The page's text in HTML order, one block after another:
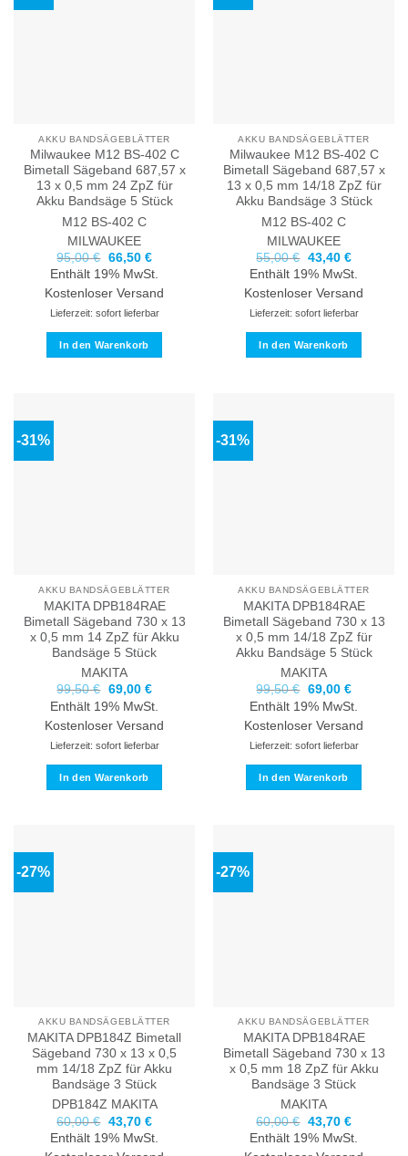
AKKU BANDSÄGEBLÄTTER
Milwaukee M12 BS-402 C
Bimetall Sägeband 687,57 x
13 x 0,5 mm 24 ZpZ für
Akku Bandsäge 5 Stück
M12 BS-402 C
MILWAUKEE
95,00€ Ursprünglicher
Preis
war:
95,00 €
66,50 €Aktueller
Preis
ist:
66,50 €.
Enthält 19% MwSt.
Kostenloser Versand
Lieferzeit: sofort lieferbar
In den Warenkorb
AKKU BANDSÄGEBLÄTTER
Milwaukee M12 BS-402 C
Bimetall Sägeband 687,57 x
13 x 0,5 mm 14/18 ZpZ für
Akku Bandsäge 3 Stück
M12 BS-402 C
MILWAUKEE
55,00€ Ursprünglicher
Preis
war:
55,00 €
43,40 €Aktueller
Preis
ist:
43,40 €.
Enthält 19% MwSt.
Kostenloser Versand
Lieferzeit: sofort lieferbar
In den Warenkorb
-31%
AKKU BANDSÄGEBLÄTTER
MAKITA DPB184RAE
Bimetall Sägeband 730 x 13
x 0,5 mm 14 ZpZ für Akku
Bandsäge 5 Stück
MAKITA
99,50€ Ursprünglicher
Preis
war:
99,50 €
69,00 €Aktueller
Preis
ist:
69,00 €.
Enthält 19% MwSt.
Kostenloser Versand
Lieferzeit: sofort lieferbar
In den Warenkorb
-31%
AKKU BANDSÄGEBLÄTTER
MAKITA DPB184RAE
Bimetall Sägeband 730 x 13
x 0,5 mm 14/18 ZpZ für
Akku Bandsäge 5 Stück
MAKITA
99,50€ Ursprünglicher
Preis
war:
99,50 €
69,00 €Aktueller
Preis
ist:
69,00 €.
Enthält 19% MwSt.
Kostenloser Versand
Lieferzeit: sofort lieferbar
In den Warenkorb
-27%
AKKU BANDSÄGEBLÄTTER
MAKITA DPB184Z Bimetall
Sägeband 730 x 13 x 0,5
mm 14/18 ZpZ für Akku
Bandsäge 3 Stück
DPB184Z MAKITA
60,00€ Ursprünglicher
Preis
war:
43,70 €Aktueller
Preis
ist:
Enthält 19% MwSt.
-27%
AKKU BANDSÄGEBLÄTTER
MAKITA DPB184RAE
Bimetall Sägeband 730 x 13
x 0,5 mm 18 ZpZ für Akku
Bandsäge 3 Stück
MAKITA
60,00€ Ursprünglicher
Preis
war:
43,70 €Aktueller
Preis
ist:
Enthält 19% MwSt.